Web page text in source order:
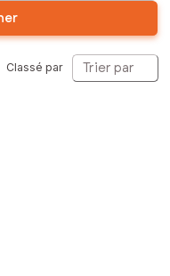
Classé par Trier par